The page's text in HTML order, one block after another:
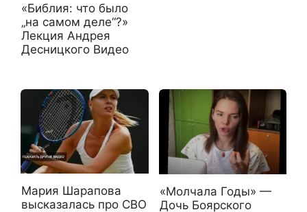
«Библия: что было
„на самом деле“?»
Лекция Андрея
Десницкого Видео
Мария Шарапова
высказалась про СВО
«Молчала Годы» —
Дочь Боярского